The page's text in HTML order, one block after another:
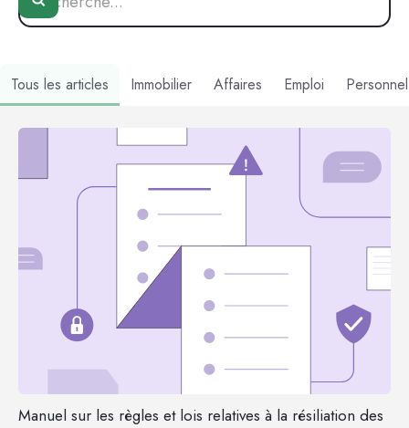
Tous les articles Immobilier Affaires Emploi Personnel
Manuel sur les règles et lois relatives à la résiliation des